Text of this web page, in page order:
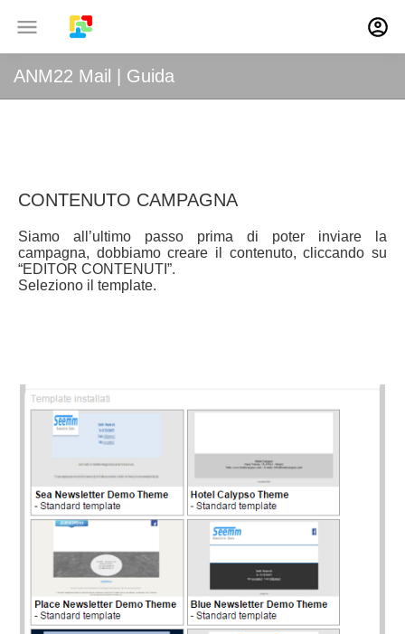
ANM22 Mail Guida
CONTENUTO CAMPAGNA
Siamo all’ultimo passo prima di poter inviare la
campagna, dobbiamo creare il contenuto, cliccando su
“EDITOR CONTENUTI”.
Seleziono il template.